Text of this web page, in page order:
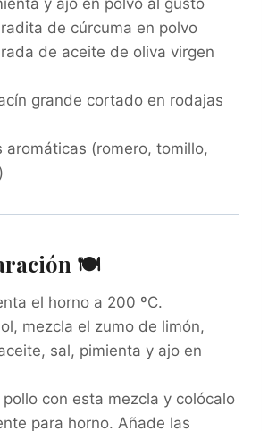
de cúrcuma en polvo
de aceite de oliva virgen
grande cortado en rodajas
aromáticas (romero, tomillo,
🍽️
el horno a 200 ºC.
mezcla el zumo de limón,
sal, pimienta y ajo en
con esta mezcla y colócalo
para horno. Añade las